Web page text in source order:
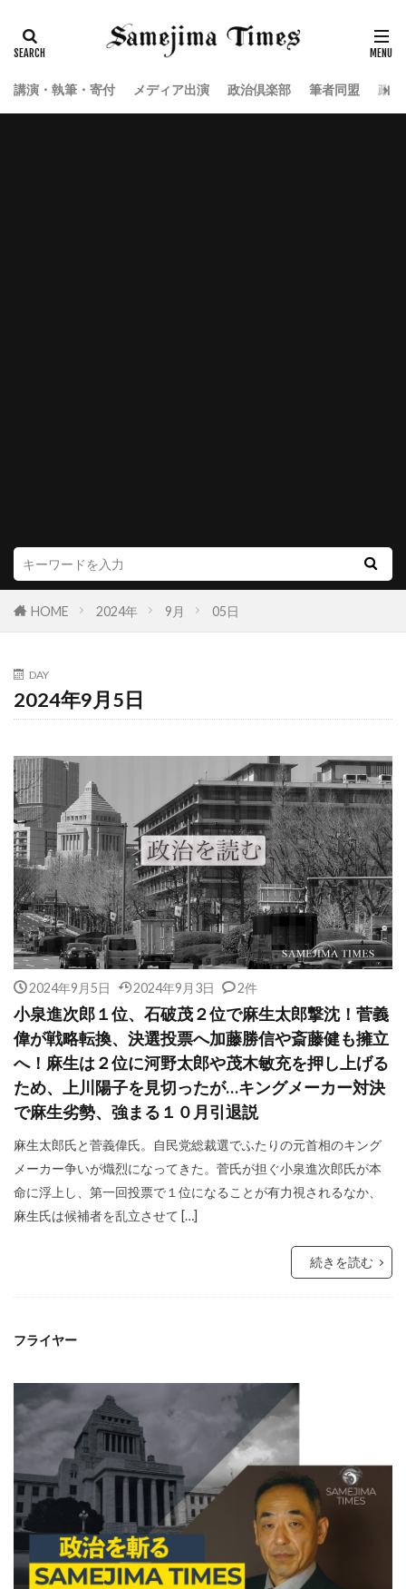
講演・執筆・寄付 メディア出演 政治倶楽部 筆者同盟 政
HOME 2024年 9月 05日
DAY
2024年9月5日
2024年9月5日 2024年9月3日 2件
小泉進次郎１位、石破茂２位で麻生太郎撃沈！菅義
偉が戦略転換、決選投票へ加藤勝信や斎藤健も擁立
へ！麻生は２位に河野太郎や茂木敏充を押し上げる
ため、上川陽子を見切ったが…キングメーカー対決
で麻生劣勢、強まる１０月引退説
麻生太郎氏と菅義偉氏。自民党総裁選でふたりの元首相のキング
メーカー争いが熾烈になってきた。菅氏が担ぐ小泉進次郎氏が本
命に浮上し、第一回投票で１位になることが有力視されるなか、
麻生氏は候補者を乱立させて […]
続きを読む
フライヤー